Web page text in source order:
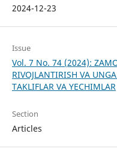
2024-12-23
Issue
Vol. 7 No. 74 (2024):
RIVOJLANTIRISH VA
TAKLIFLAR VA YECHIMLAR
Section
Articles